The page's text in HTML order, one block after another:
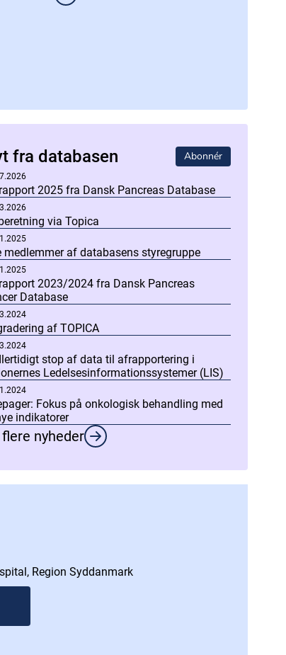
fra databasen Abonnér
2025 fra Dansk Pancreas Database
via Topica
medlemmer af databasens styregruppe
2023/2024 fra Dansk Pancreas
Database
af TOPICA
stop af data til afrapportering i
Ledelsesinformationssystemer (LIS)
Fokus på onkologisk behandling med
indikatorer
flere nyheder
Region Syddanmark